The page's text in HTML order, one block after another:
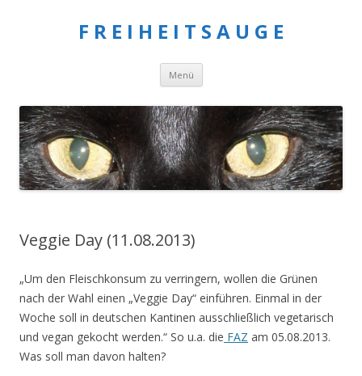
F R E I H E I T S A U G E
Menü Springe
Inhalt
Veggie Day (11.08.2013)
„Um den Fleischkonsum zu verringern, wollen die Grünen
nach der Wahl einen „Veggie Day“ einführen. Einmal in der
Woche soll in deutschen Kantinen ausschließlich vegetarisch
und vegan gekocht werden.“ So u.a. die FAZ am 05.08.2013.
Was soll man davon halten?